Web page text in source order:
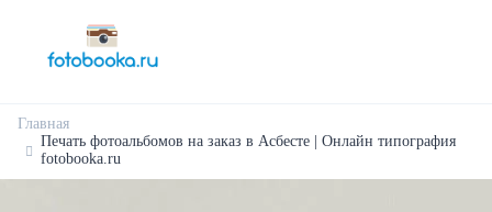
Главная
Печать фотоальбомов на заказ в Асбесте | Онлайн типография
fotobooka.ru